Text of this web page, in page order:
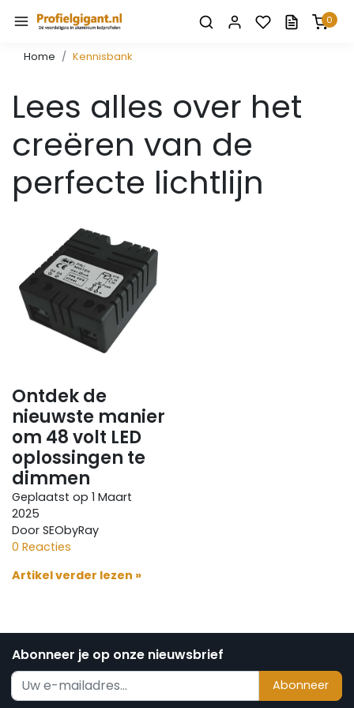
0
Home Kennisbank
Lees alles over het
creëren van de
perfecte lichtlijn
Ontdek de
nieuwste manier
om 48 volt LED
oplossingen te
dimmen
Geplaatst op 1 Maart
2025
Door SEObyRay
0 Reacties
Artikel verder lezen »
Abonneer je op onze nieuwsbrief
Abonneer